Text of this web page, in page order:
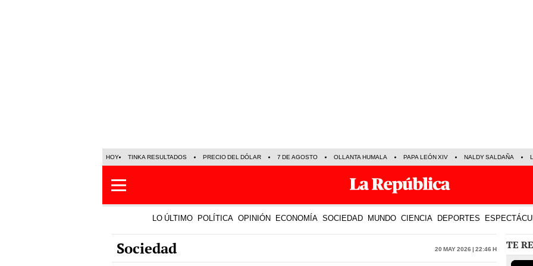
HOY TINKA RESULTADOS PRECIO DEL DÓLAR 7 DE AGOSTO OLLANTA HUMALA PAPA LEÓN XIV NALDY SALDAÑA
LO ÚLTIMO POLÍTICA OPINIÓN ECONOMÍA SOCIEDAD MUNDO CIENCIA DEPORTES
Sociedad 20 May 2026 | 22:46 h TE